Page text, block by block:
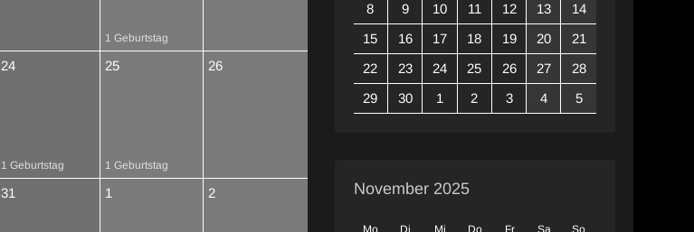
1 Geburtstag
24
1 Geburtstag
25
1 Geburtstag
26
31 1 2
8
9 10 11 12 13
14
15
16 17 18 19 20
21
22
23 24 25 26 27
28
29
30 1 2 3 4 5
November 2025
Mo Di Mi Do Fr Sa So